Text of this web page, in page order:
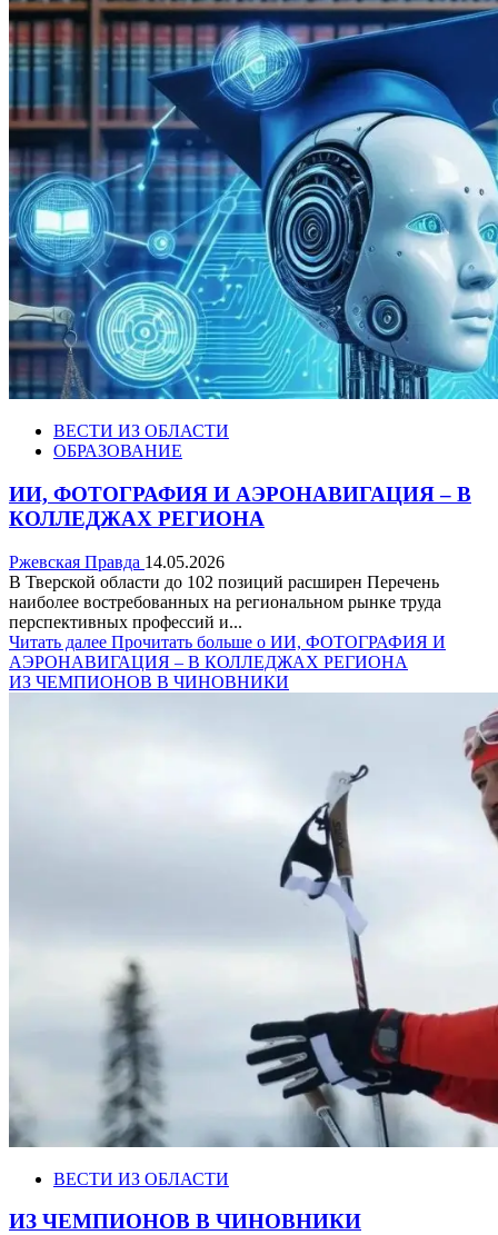
ВЕСТИ ИЗ ОБЛАСТИ
ОБРАЗОВАНИЕ
ИИ, ФОТОГРАФИЯ И АЭРОНАВИГАЦИЯ – В
КОЛЛЕДЖАХ РЕГИОНА
Ржевская Правда 14.05.2026
В Тверской области до 102 позиций расширен Перечень
наиболее востребованных на региональном рынке труда
перспективных профессий и...
Читать далее Прочитать больше о ИИ, ФОТОГРАФИЯ И
АЭРОНАВИГАЦИЯ – В КОЛЛЕДЖАХ РЕГИОНА
ИЗ ЧЕМПИОНОВ В ЧИНОВНИКИ
ВЕСТИ ИЗ ОБЛАСТИ
ИЗ ЧЕМПИОНОВ В ЧИНОВНИКИ